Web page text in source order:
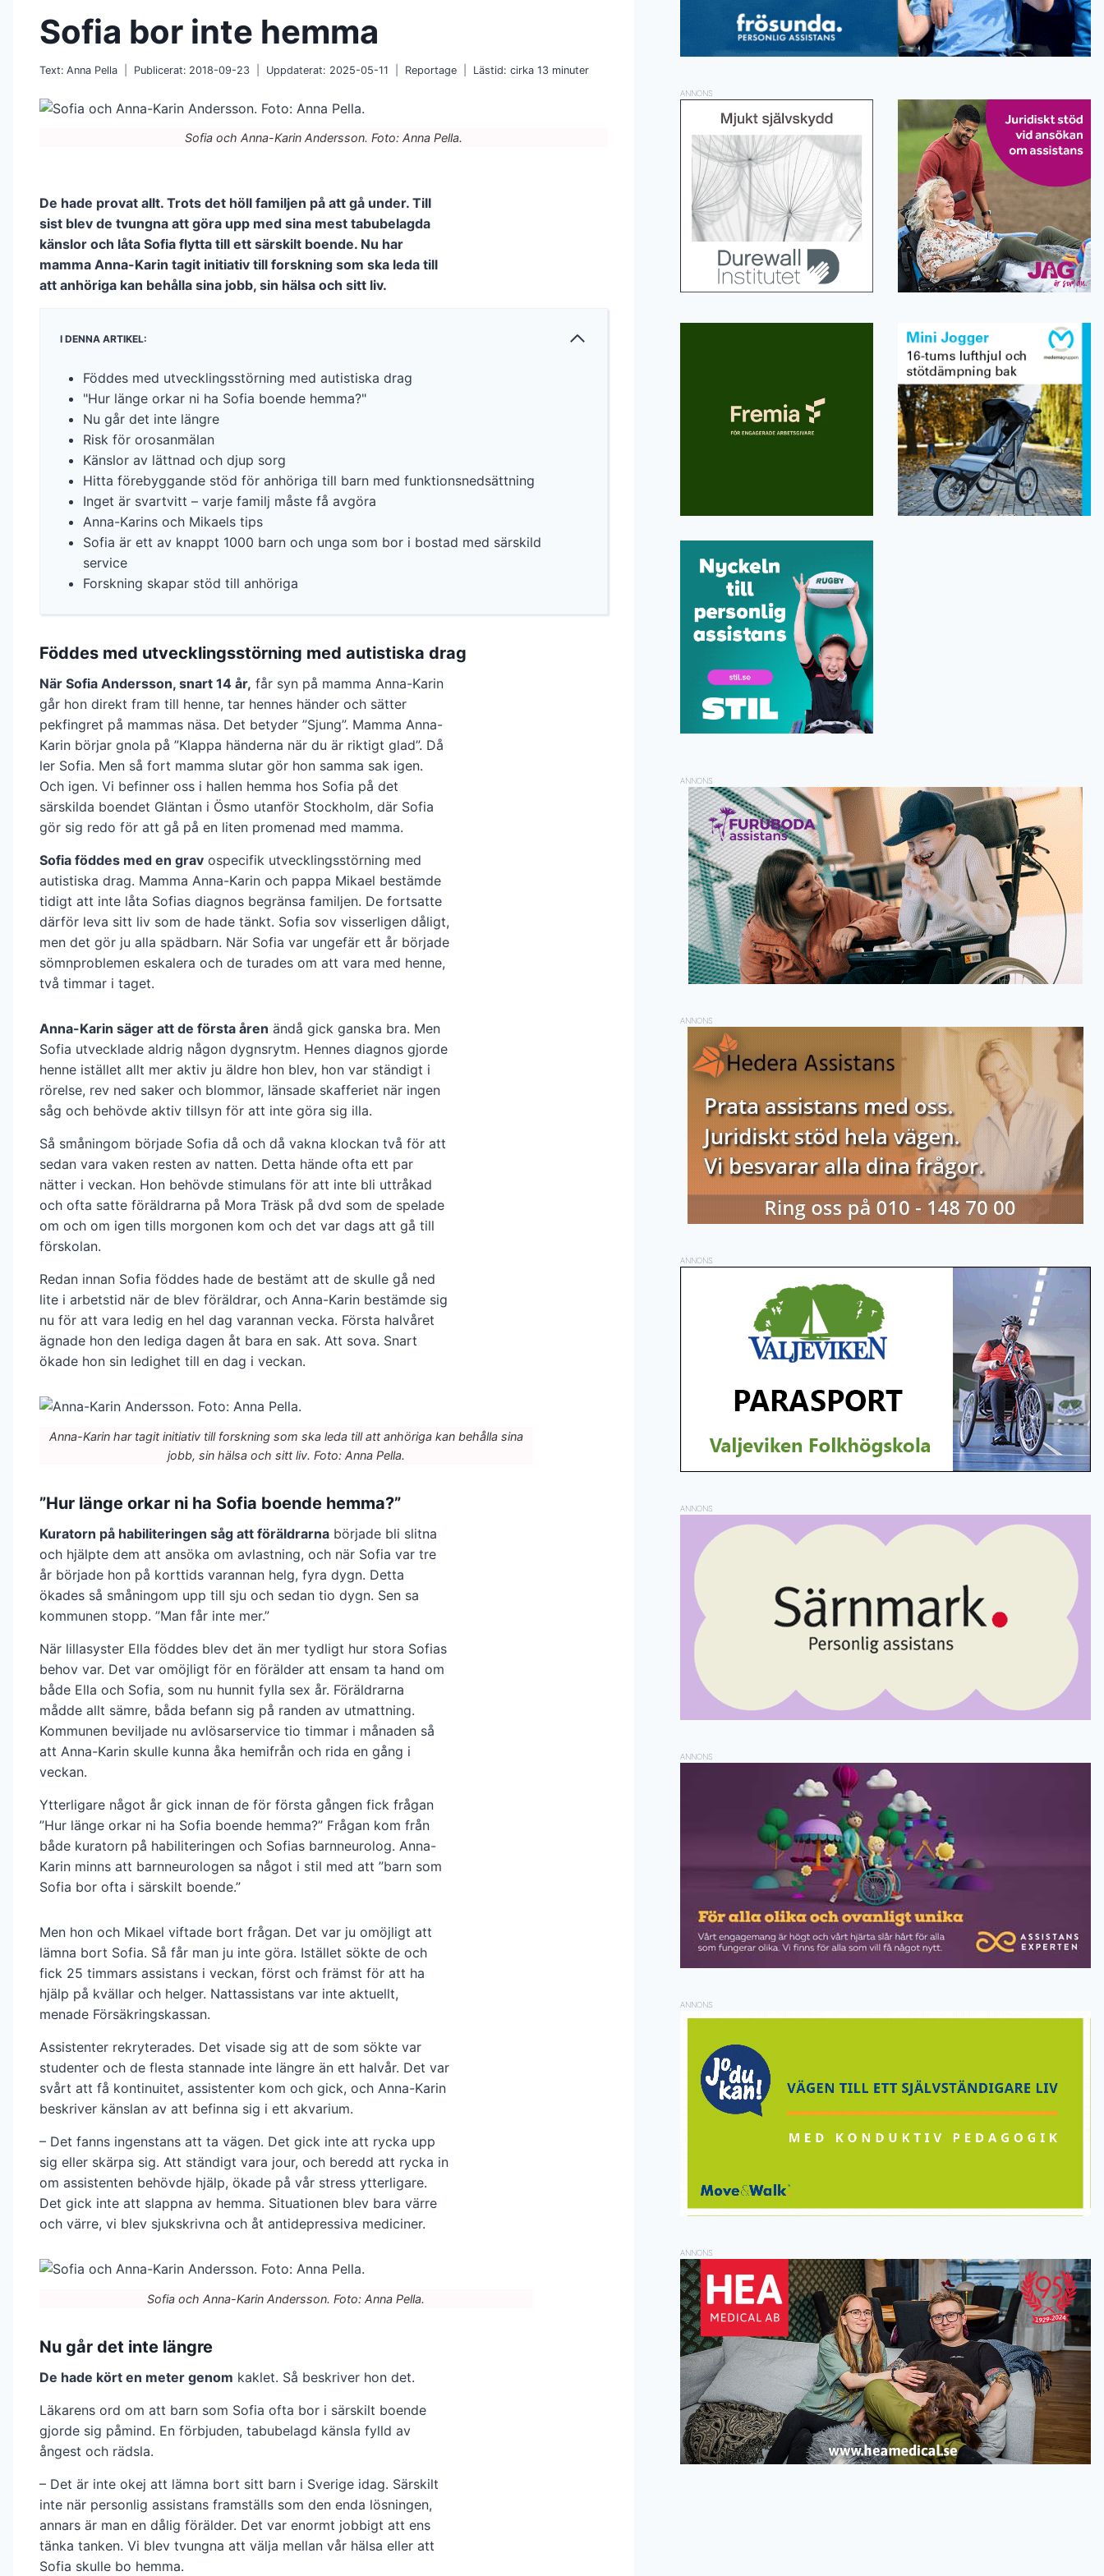
Sofia bor inte hemma
Text: Anna Pella Publicerat: 2018-09-23 Uppdaterat: 2025-05-11 Reportage Lästid: cirka 13 minuter
Sofia och Anna-Karin Andersson. Foto: Anna Pella.
De hade provat allt. Trots det höll familjen på att gå under. Till
sist blev de tvungna att göra upp med sina mest tabubelagda
känslor och låta Sofia flytta till ett särskilt boende. Nu har
mamma Anna-Karin tagit initiativ till forskning som ska leda till
att anhö­riga kan behålla sina jobb, sin hälsa och sitt liv.
I DENNA ARTIKEL:
Föddes med utvecklingsstörning med autistiska drag
"Hur länge orkar ni ha Sofia boende hemma?"
Nu går det inte längre
Risk för orosanmälan
Känslor av lättnad och djup sorg
Hitta förebyggande stöd för anhöriga till barn med funktionsnedsättning
Inget är svartvitt – varje familj måste få avgöra
Anna-Karins och Mikaels tips
Sofia är ett av knappt 1000 barn och unga som bor i bostad med särskild
service
Forskning skapar stöd till anhöriga
Föddes med utvecklingsstörning med autistiska drag
När Sofia Andersson, snart 14 år, får syn på mamma Anna-Karin
går hon direkt fram till henne, tar hennes händer och sätter
pekfingret på mammas näsa. Det betyder ”Sjung”. Mamma Anna-
Karin börjar gnola på ”Klappa händerna när du är riktigt glad”. Då
ler Sofia. Men så fort mamma slutar gör hon samma sak igen.
Och igen. Vi befinner oss i hallen hemma hos Sofia på det
särskilda boendet Gläntan i Ösmo utanför Stockholm, där Sofia
gör sig redo för att gå på en liten promenad med mamma.
Sofia föddes med en grav ospecifik utvecklingsstörning med
autistiska drag. Mamma Anna-Karin och pappa Mikael bestämde
tidigt att inte låta Sofias diagnos begränsa familjen. De fortsatte
därför leva sitt liv som de hade tänkt. Sofia sov visserligen dåligt,
men det gör ju alla spädbarn. När Sofia var ungefär ett år började
sömnproblemen eskalera och de turades om att vara med henne,
två timmar i taget.
Anna-Karin säger att de första åren ändå gick ganska bra. Men
Sofia utvecklade aldrig någon dygnsrytm. Hennes diagnos gjorde
henne istället allt mer aktiv ju äldre hon blev, hon var ständigt i
rörelse, rev ned saker och blommor, länsade skafferiet när ingen
såg och behövde aktiv tillsyn för att inte göra sig illa.
Så småningom började Sofia då och då vakna klockan två för att
sedan vara vaken resten av natten. Detta hände ofta ett par
nätter i veckan. Hon behövde stimulans för att inte bli uttråkad
och ofta satte föräldrarna på Mora Träsk på dvd som de spelade
om och om igen tills morgonen kom och det var dags att gå till
förskolan.
Redan innan Sofia föddes hade de bestämt att de skulle gå ned
lite i arbetstid när de blev föräldrar, och Anna-Karin bestämde sig
nu för att vara ledig en hel dag varannan vecka. Första halvåret
ägnade hon den lediga dagen åt bara en sak. Att sova. Snart
ökade hon sin ledighet till en dag i veckan.
Anna-Karin har tagit initiativ till forskning som ska leda till att anhöriga kan behålla sina
jobb, sin hälsa och sitt liv. Foto: Anna Pella.
”Hur länge orkar ni ha Sofia boende hemma?”
Kuratorn på habiliteringen såg att föräldrarna började bli slitna
och hjälpte dem att ansöka om avlastning, och när Sofia var tre
år började hon på korttids varannan helg, fyra dygn. Detta
ökades så småningom upp till sju och sedan tio dygn. Sen sa
kommunen stopp. ”Man får inte mer.”
När lillasyster Ella föddes blev det än mer tydligt hur stora Sofias
behov var. Det var omöjligt för en förälder att ensam ta hand om
både Ella och Sofia, som nu hunnit fylla sex år. Föräldrarna
mådde allt sämre, båda befann sig på randen av utmattning.
Kommunen beviljade nu avlösarservice tio timmar i månaden så
att Anna-Karin skulle kunna åka hemifrån och rida en gång i
veckan.
Ytterligare något år gick innan de för första gången fick frågan
”Hur länge orkar ni ha Sofia boende hemma?” Frågan kom från
både kuratorn på habiliteringen och Sofias barnneurolog. Anna-
Karin minns att barnneurologen sa något i stil med att ”barn som
Sofia bor ofta i särskilt boende.”
Men hon och Mikael viftade bort frågan. Det var ju omöjligt att
lämna bort Sofia. Så får man ju inte göra. Istället sökte de och
fick 25 timmars assistans i veckan, först och främst för att ha
hjälp på kvällar och helger. Nattassistans var inte aktuellt,
menade Försäkringskassan.
Assistenter rekryterades. Det visade sig att de som sökte var
studenter och de flesta stannade inte längre än ett halvår. Det var
svårt att få kontinuitet, assistenter kom och gick, och Anna-Karin
beskriver känslan av att befinna sig i ett akvarium.
– Det fanns ingenstans att ta vägen. Det gick inte att rycka upp
sig eller skärpa sig. Att ständigt vara jour, och beredd att rycka in
om assistenten behövde hjälp, ökade på vår stress ytterligare.
Det gick inte att slappna av hemma. Situationen blev bara värre
och värre, vi blev sjukskrivna och åt antidepressiva mediciner.
Sofia och Anna-Karin Andersson. Foto: Anna Pella.
Nu går det inte längre
De hade kört en meter genom kaklet. Så beskriver hon det.
Läkarens ord om att barn som Sofia ofta bor i särskilt boende
gjorde sig påmind. En förbjuden, tabubelagd känsla fylld av
ångest och rädsla.
– Det är inte okej att lämna bort sitt barn i Sverige idag. Särskilt
inte när personlig assistans framställs som den enda lösningen,
annars är man en dålig förälder. Det var enormt jobbigt att ens
tänka tanken. Vi blev tvungna att välja mellan vår hälsa eller att
Sofia skulle bo hemma.
ANNONS
ANNONS
ANNONS
ANNONS
ANNONS
ANNONS
ANNONS
ANNONS